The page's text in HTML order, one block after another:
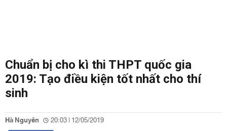
Chuẩn bị cho kì thi THPT quốc gia
2019: Tạo điều kiện tốt nhất cho thí
sinh
Hà Nguyên 20:03 | 12/05/2019